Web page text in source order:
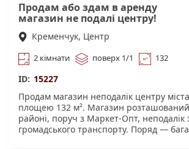
Продам або здам в аренду
магазин не подалі центру!
Кременчук, Центр
2 кімнати поверх 1/1 132
ID: 15227
Продам магазин неподалік центру
площею 132 м². Магазин
районі, поруч з Маркет-Опт, неподалік
громадського транспорту. Поряд —